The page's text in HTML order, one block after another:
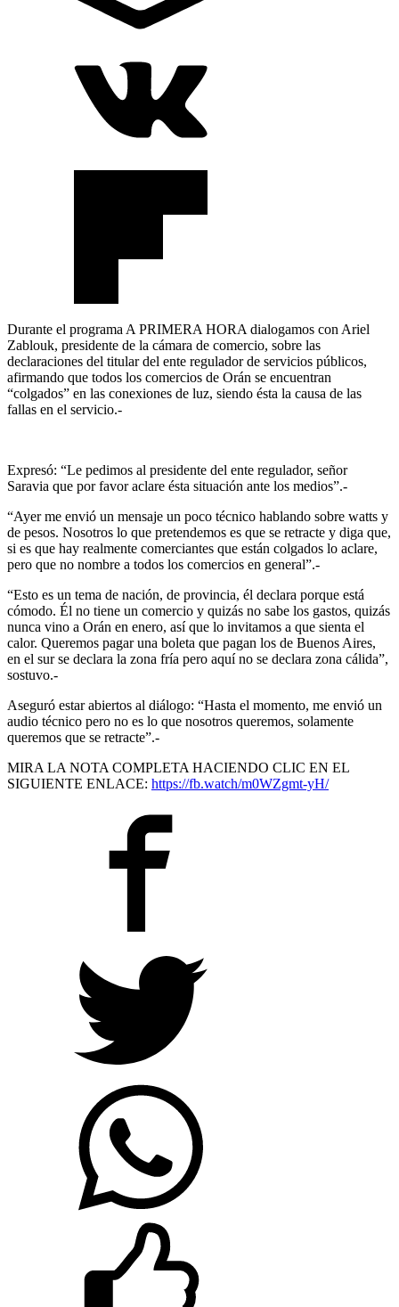
Durante el programa A PRIMERA HORA dialogamos con Ariel
Zablouk, presidente de la cámara de comercio, sobre las
declaraciones del titular del ente regulador de servicios públicos,
afirmando que todos los comercios de Orán se encuentran
“colgados” en las conexiones de luz, siendo ésta la causa de las
fallas en el servicio.-
Expresó: “Le pedimos al presidente del ente regulador, señor
Saravia que por favor aclare ésta situación ante los medios”.-
“Ayer me envió un mensaje un poco técnico hablando sobre watts y
de pesos. Nosotros lo que pretendemos es que se retracte y diga que,
si es que hay realmente comerciantes que están colgados lo aclare,
pero que no nombre a todos los comercios en general”.-
“Esto es un tema de nación, de provincia, él declara porque está
cómodo. Él no tiene un comercio y quizás no sabe los gastos, quizás
nunca vino a Orán en enero, así que lo invitamos a que sienta el
calor. Queremos pagar una boleta que pagan los de Buenos Aires,
en el sur se declara la zona fría pero aquí no se declara zona cálida”,
sostuvo.-
Aseguró estar abiertos al diálogo: “Hasta el momento, me envió un
audio técnico pero no es lo que nosotros queremos, solamente
queremos que se retracte”.-
MIRA LA NOTA COMPLETA HACIENDO CLIC EN EL
SIGUIENTE ENLACE: https://fb.watch/m0WZgmt-yH/